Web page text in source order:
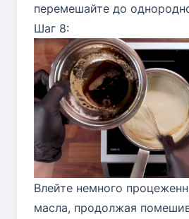
перемешайте до
Шаг 8:
Влейте немного
масла, продолжая